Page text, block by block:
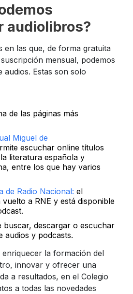
audiolibros?
en las que, de forma gratuita
mensual, podemos
audios. Estas son solo
de las páginas más
Miguel de
escuchar online títulos
literatura española y
entre los que hay varios
de Radio Nacional: el
a RNE y está disponible
buscar, descargar o escuchar
audios y podcasts.
enriquecer la formación del
innovar y ofrecer una
a resultados, en el Colegio
a todas las novedades